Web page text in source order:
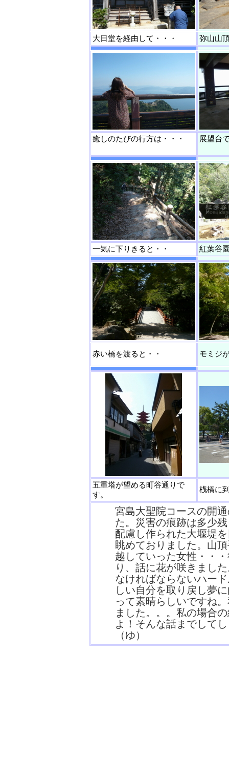
大日堂を経由して・・・ 弥山山
癒しのたびの行方は・・・ 展望台
一気に下りきると・・ 紅葉谷
赤い橋を渡ると・・ モミジ
五重塔が望める町谷通りで
す。
桟橋に
宮島大聖院コースの開
た。災害の痕跡は多少
配慮し作られた大堰堤
眺めておりました。山
越していった女性・・
り、話に花が咲きまし
なければならないハー
しい自分を取り戻し夢
って素晴らしいですね
ました。。。私の場合
よ！そんな話までして
（ゆ）